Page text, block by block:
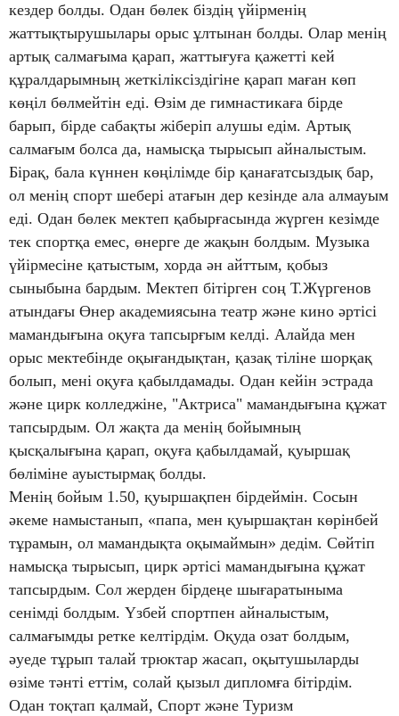
кездер болды. Одан бөлек біздің үйірменің
жаттықтырушылары орыс ұлтынан болды. Олар менің
артық салмағыма қарап, жаттығуға қажетті кей
құралдарымның жеткіліксіздігіне қарап маған көп
көңіл бөлмейтін еді. Өзім де гимнастикаға бірде
барып, бірде сабақты жіберіп алушы едім. Артық
салмағым болса да, намысқа тырысып айналыстым.
Бірақ, бала күннен көңілімде бір қанағатсыздық бар,
ол менің спорт шебері атағын дер кезінде ала алмауым
еді. Одан бөлек мектеп қабырғасында жүрген кезімде
тек спортқа емес, өнерге де жақын болдым. Музыка
үйірмесіне қатыстым, хорда ән айттым, қобыз
сыныбына бардым. Мектеп бітірген соң Т.Жүргенов
атындағы Өнер академиясына театр және кино әртісі
мамандығына оқуға тапсырғым келді. Алайда мен
орыс мектебінде оқығандықтан, қазақ тіліне шорқақ
болып, мені оқуға қабылдамады. Одан кейін эстрада
және цирк колледжіне, "Актриса" мамандығына құжат
тапсырдым. Ол жақта да менің бойымның
қысқалығына қарап, оқуға қабылдамай, қуыршақ
бөліміне ауыстырмақ болды.
Менің бойым 1.50, қуыршақпен бірдеймін. Сосын
әкеме намыстанып, «папа, мен қуыршақтан көрінбей
тұрамын, ол мамандықта оқымаймын» дедім. Сөйтіп
намысқа тырысып, цирк әртісі мамандығына құжат
тапсырдым. Сол жерден бірдеңе шығаратыныма
сенімді болдым. Үзбей спортпен айналыстым,
салмағымды ретке келтірдім. Оқуда озат болдым,
әуеде тұрып талай трюктар жасап, оқытушыларды
өзіме тәнті еттім, солай қызыл дипломға бітірдім.
Одан тоқтап қалмай, Спорт және Туризм